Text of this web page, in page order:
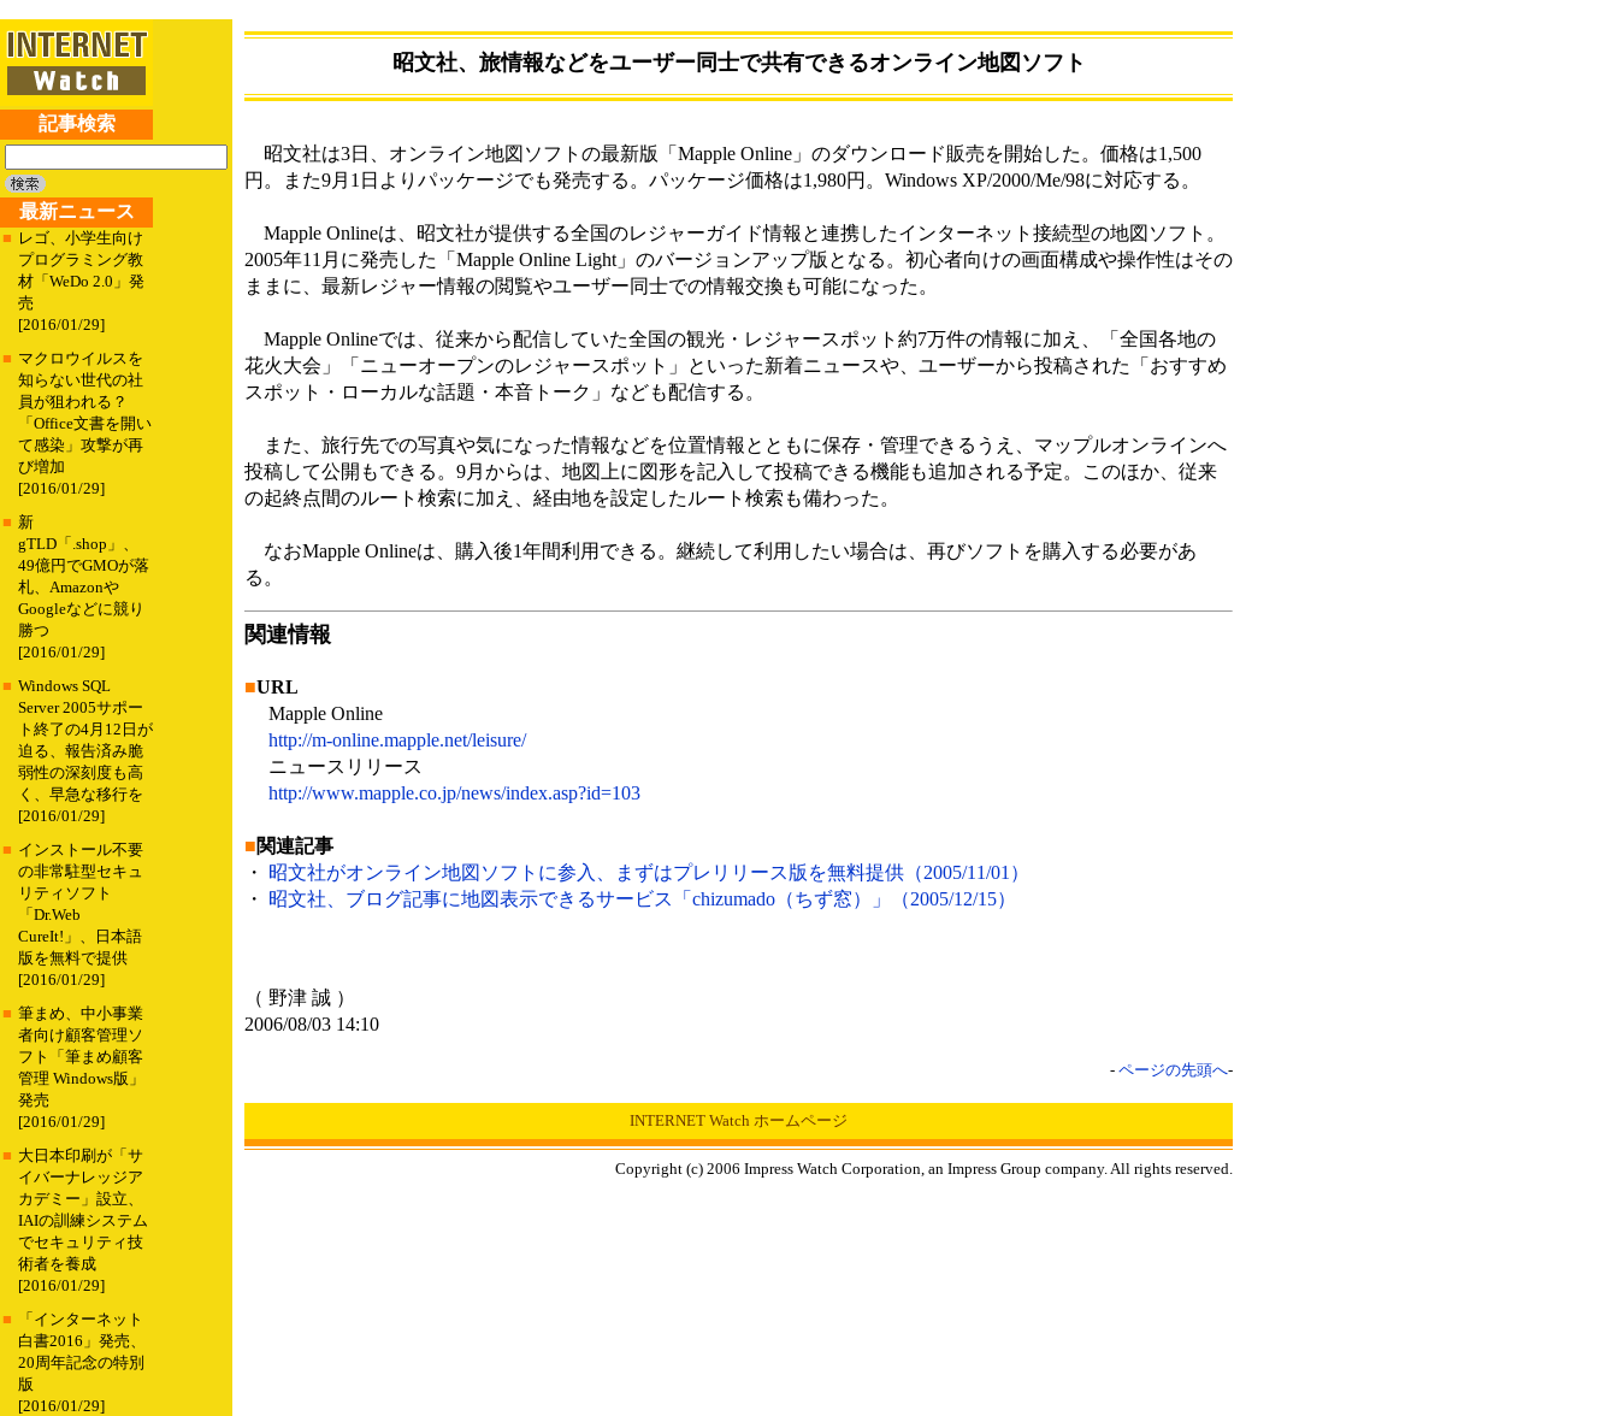
記事検索
最新ニュース
■ レゴ、小学生向け
プログラミング教
材「WeDo 2.0」発
売
[2016/01/29]
■ マクロウイルスを
知らない世代の社
員が狙われる？
「Office文書を開い
て感染」攻撃が再
び増加
[2016/01/29]
■ 新
gTLD「.shop」、
49億円でGMOが落
札、Amazonや
Googleなどに競り
勝つ
[2016/01/29]
■ Windows SQL
Server 2005サポー
ト終了の4月12日が
迫る、報告済み脆
弱性の深刻度も高
く、早急な移行を
[2016/01/29]
■ インストール不要
の非常駐型セキュ
リティソフト
「Dr.Web
CureIt!」、日本語
版を無料で提供
[2016/01/29]
■ 筆まめ、中小事業
者向け顧客管理ソ
フト「筆まめ顧客
管理 Windows版」
発売
[2016/01/29]
■ 大日本印刷が「サ
イバーナレッジア
カデミー」設立、
IAIの訓練システム
でセキュリティ技
術者を養成
[2016/01/29]
■
「インターネット
白書2016」発売、
20周年記念の特別
版
[2016/01/29]
昭文社、旅情報などをユーザー同士で共有できるオンライン地図ソフト
昭文社は3日、オンライン地図ソフトの最新版「Mapple Online」のダウンロード販売を開始した。価格は1,500
円。また9月1日よりパッケージでも発売する。パッケージ価格は1,980円。Windows XP/2000/Me/98に対応する。
Mapple Onlineは、昭文社が提供する全国のレジャーガイド情報と連携したインターネット接続型の地図ソフト。
2005年11月に発売した「Mapple Online Light」のバージョンアップ版となる。初心者向けの画面構成や操作性はその
ままに、最新レジャー情報の閲覧やユーザー同士での情報交換も可能になった。
Mapple Onlineでは、従来から配信していた全国の観光・レジャースポット約7万件の情報に加え、「全国各地の
花火大会」「ニューオープンのレジャースポット」といった新着ニュースや、ユーザーから投稿された「おすすめ
スポット・ローカルな話題・本音トーク」なども配信する。
また、旅行先での写真や気になった情報などを位置情報とともに保存・管理できるうえ、マップルオンラインへ
投稿して公開もできる。9月からは、地図上に図形を記入して投稿できる機能も追加される予定。このほか、従来
の起終点間のルート検索に加え、経由地を設定したルート検索も備わった。
なおMapple Onlineは、購入後1年間利用できる。継続して利用したい場合は、再びソフトを購入する必要があ
る。
関連情報
■URL
Mapple Online
http://m-online.mapple.net/leisure/
ニュースリリース
http://www.mapple.co.jp/news/index.asp?id=103
■関連記事
・ 昭文社がオンライン地図ソフトに参入、まずはプレリリース版を無料提供（2005/11/01）
・ 昭文社、ブログ記事に地図表示できるサービス「chizumado（ちず窓）」（2005/12/15）
（ 野津 誠 ）
2006/08/03 14:10
- ページの先頭へ-
INTERNET Watch ホームページ
Copyright (c) 2006 Impress Watch Corporation, an Impress Group company. All rights reserved.